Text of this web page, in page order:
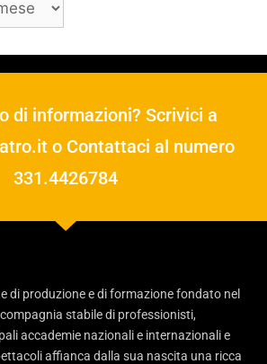
di informazioni? Scrivici a
o Contattaci al numero
331.4426784
di produzione e di formazione fondato nel
stabile di professionisti,
accademie nazionali e internazionali e
affianca dalla sua nascita una ricca